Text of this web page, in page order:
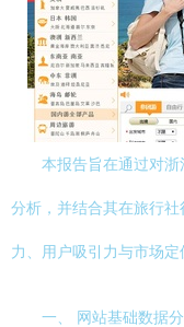
本报告旨在通过对
分析，并结合其在旅行
力、用户吸引力与市场定
一、 网站基础数据